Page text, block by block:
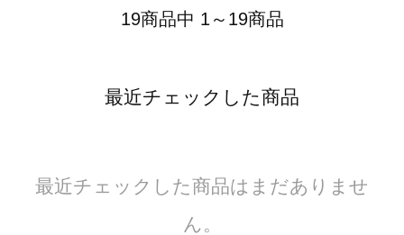
19商品中 1～19商品
最近チェックした商品
最近チェックした商品はまだありませ
ん。